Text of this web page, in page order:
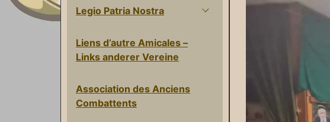
Legio Patria Nostra
Liens d’autre Amicales –
Links anderer Vereine
Association des Anciens
Combattents